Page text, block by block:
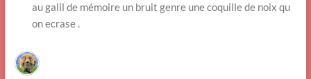
au galil de mémoire un bruit genre une coquille de noix qu
on ecrase .